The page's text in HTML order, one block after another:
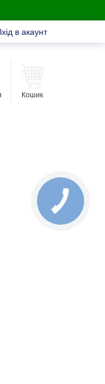
в акаунт
Кошик